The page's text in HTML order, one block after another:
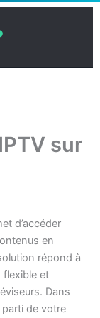
sur
d’accéder
en
répond à
flexible et
Dans
de votre